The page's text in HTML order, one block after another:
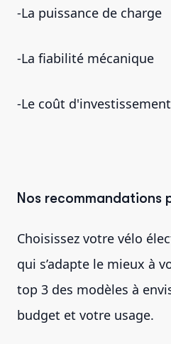
-La puissance de charge
-La fiabilité mécanique
-Le coût d'investissement
Nos recommandations
Choisissez votre vélo
qui s’adapte le mieux à
top 3 des modèles à
budget et votre usage.